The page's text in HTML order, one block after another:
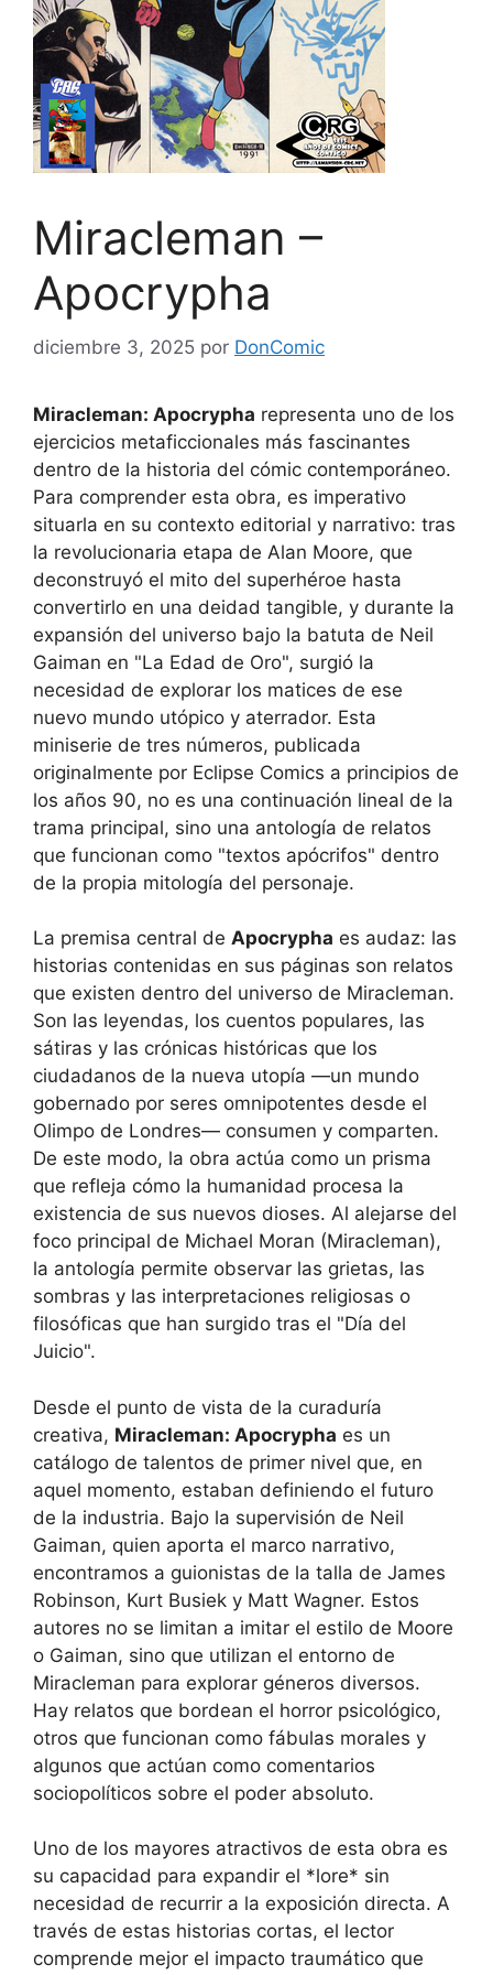
Miracleman –
Apocrypha
diciembre 3, 2025 por DonComic
Miracleman: Apocrypha representa uno de los
ejercicios metaficcionales más fascinantes
dentro de la historia del cómic contemporáneo.
Para comprender esta obra, es imperativo
situarla en su contexto editorial y narrativo: tras
la revolucionaria etapa de Alan Moore, que
deconstruyó el mito del superhéroe hasta
convertirlo en una deidad tangible, y durante la
expansión del universo bajo la batuta de Neil
Gaiman en "La Edad de Oro", surgió la
necesidad de explorar los matices de ese
nuevo mundo utópico y aterrador. Esta
miniserie de tres números, publicada
originalmente por Eclipse Comics a principios de
los años 90, no es una continuación lineal de la
trama principal, sino una antología de relatos
que funcionan como "textos apócrifos" dentro
de la propia mitología del personaje.
La premisa central de Apocrypha es audaz: las
historias contenidas en sus páginas son relatos
que existen dentro del universo de Miracleman.
Son las leyendas, los cuentos populares, las
sátiras y las crónicas históricas que los
ciudadanos de la nueva utopía —un mundo
gobernado por seres omnipotentes desde el
Olimpo de Londres— consumen y comparten.
De este modo, la obra actúa como un prisma
que refleja cómo la humanidad procesa la
existencia de sus nuevos dioses. Al alejarse del
foco principal de Michael Moran (Miracleman),
la antología permite observar las grietas, las
sombras y las interpretaciones religiosas o
filosóficas que han surgido tras el "Día del
Juicio".
Desde el punto de vista de la curaduría
creativa, Miracleman: Apocrypha es un
catálogo de talentos de primer nivel que, en
aquel momento, estaban definiendo el futuro
de la industria. Bajo la supervisión de Neil
Gaiman, quien aporta el marco narrativo,
encontramos a guionistas de la talla de James
Robinson, Kurt Busiek y Matt Wagner. Estos
autores no se limitan a imitar el estilo de Moore
o Gaiman, sino que utilizan el entorno de
Miracleman para explorar géneros diversos.
Hay relatos que bordean el horror psicológico,
otros que funcionan como fábulas morales y
algunos que actúan como comentarios
sociopolíticos sobre el poder absoluto.
Uno de los mayores atractivos de esta obra es
su capacidad para expandir el *lore* sin
necesidad de recurrir a la exposición directa. A
través de estas historias cortas, el lector
comprende mejor el impacto traumático que